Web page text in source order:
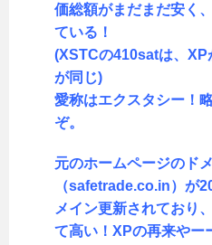
価総額がまだまだ安く
ている！
(XSTCの410satは、
が同じ)
愛称はエクスタシー！
ぞ。
元のホームページのド
（safetrade.co.in）が
メイン更新されており
て高い！XPの再来やー